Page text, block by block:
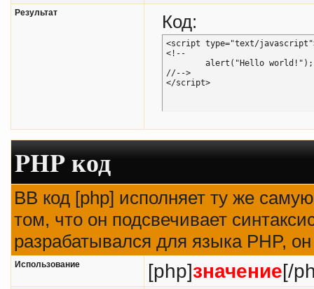
Результат Код:
<script type="text/
<!--
//-->
</script>
PHP код
BB код [php] исполняет ту же
том, что он подсвечивает
разрабатывался для языка PHP,
Использование [php]значение[/